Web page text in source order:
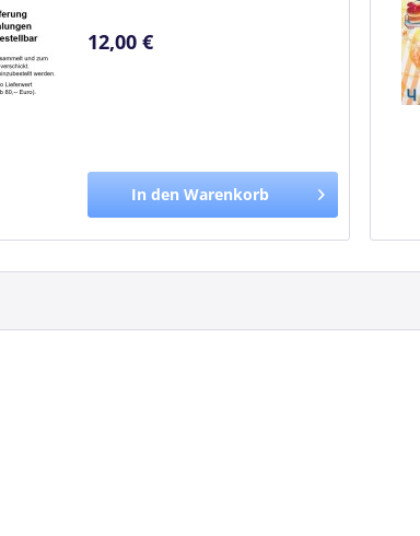
12,00 €
In den Warenkorb